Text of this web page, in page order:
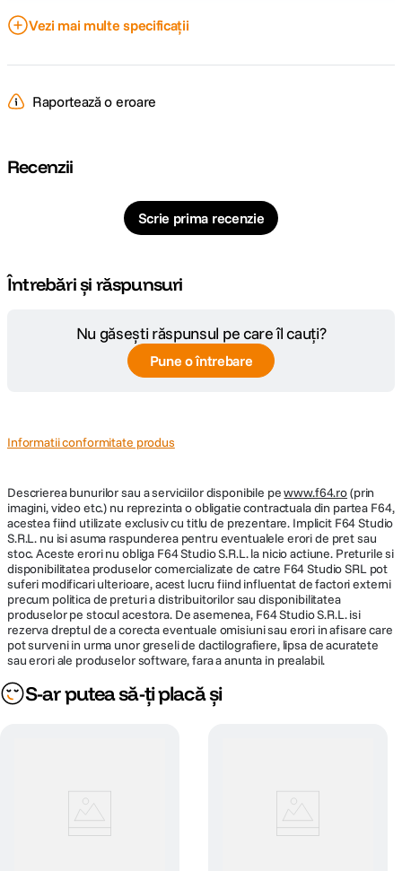
Focalizare Fixa
DETALII PRODUCATOR
135820
producator
instant-print-camera/
ALTE CARACTERISTICI:
Vezi mai multe specificații
Raportează o eroare
Recenzii
Scrie prima recenzie
Întrebări și răspunsuri
Nu găsești răspunsul pe care îl cauți?
Pune o întrebare
Informatii conformitate produs
Descrierea bunurilor sau a serviciilor disponibile pewww.f64.ro(prin
imagini, video etc.) nu reprezinta o obligatie contractuala din partea F64,
acestea fiind utilizate exclusiv cu titlu de prezentare. Implicit F64 Studio
S.R.L. nu isi asuma raspunderea pentru eventualele erori de pret sau
stoc. Aceste erori nu obliga F64 Studio S.R.L. la nicio actiune. Preturile si
disponibilitatea produselor comercializate de catre F64 Studio SRL pot
suferi modificari ulterioare, acest lucru fiind influentat de factori externi
precum politica de preturi a distribuitorilor sau disponibilitatea
produselor pe stocul acestora. De asemenea, F64 Studio S.R.L. isi
rezerva dreptul de a corecta eventuale omisiuni sau erori in afisare care
pot surveni in urma unor greseli de dactilografiere, lipsa de acuratete
sau erori ale produselor software, fara a anunta in prealabil.
S-ar putea să-ți placă și